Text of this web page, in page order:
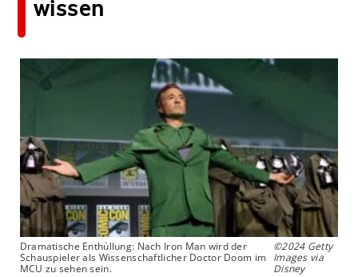
wissen
Dramatische Enthüllung: Nach Iron Man wird der
Schauspieler als Wissenschaftlicher Doctor Doom im
MCU zu sehen sein.
©2024 Getty
Images via
Disney